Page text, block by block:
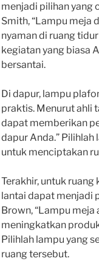
menjadi pilihan yang
Smith, “Lampu meja
nyaman di ruang
kegiatan yang biasa
bersantai.
Di dapur, lampu
praktis. Menurut ahli
dapat memberikan
dapur Anda.” Pilihlah
untuk menciptakan
Terakhir, untuk ruang
lantai dapat menjadi
Brown, “Lampu
meningkatkan
Pilihlah lampu yang
ruang tersebut.